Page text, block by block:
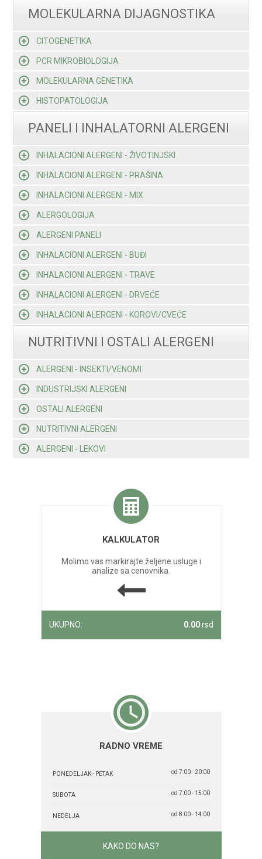
MOLEKULARNA DIJAGNOSTIKA
CITOGENETIKA
PCR MIKROBIOLOGIJA
MOLEKULARNA GENETIKA
HISTOPATOLOGIJA
PANELI I INHALATORNI ALERGENI
INHALACIONI ALERGENI - ŽIVOTINJSKI
INHALACIONI ALERGENI - PRAŠINA
INHALACIONI ALERGENI - MIX
ALERGOLOGIJA
ALERGENI PANELI
INHALACIONI ALERGENI - BUĐI
INHALACIONI ALERGENI - TRAVE
INHALACIONI ALERGENI - DRVEĆE
INHALACIONI ALERGENI - KOROVI/CVEĆE
NUTRITIVNI I OSTALI ALERGENI
ALERGENI - INSEKTI/VENOMI
INDUSTRIJSKI ALERGENI
OSTALI ALERGENI
NUTRITIVNI ALERGENI
ALERGENI - LEKOVI
KALKULATOR
Molimo vas markirajte željene usluge i
analize sa cenovnika.
UKUPNO: 0.00rsd
RADNO VREME
PONEDELJAK - PETAK od 7:00 - 20:00
SUBOTA od 7:00 - 15:00
NEDELJA od 8:00 - 14:00
KAKO DO NAS?